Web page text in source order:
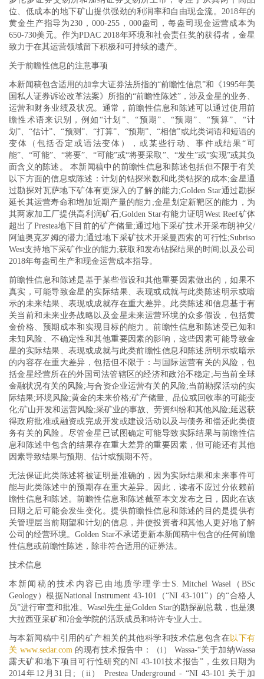
位、低成本的地下矿山提供强劲的利润率和自由现金流。2018年的
黄金生产指导为230，000-255，000盎司，每盎司现金运营成本为
650-730美元。作为PDAC 2018年环境和社会责任奖的获得者，金星
致力于在其运营领域留下积极和可持续的遗产。
关于前瞻性信息的注意事项
本新闻稿包含适用的加拿大证券法所指的“前瞻性信息”和《1995年美
国私人证券诉讼改革法案》所指的“前瞻性陈述”，涉及金星的业务、
运营和财务业绩及状况。通常，前瞻性信息和陈述可以通过使用前
瞻性术语来识别，例如“计划”、“预期”、“预期”、“预算”、“计
划”、“估计”、“预测”、“打算”、“预期”、“相信”或此类词语和短语的
变体（包括否定或语法变体），或某些行动、事件或结果“可
能”、“可能”、“将要”、“可能”或“将要采取”、“发生”或“实现”或其负
面含义的陈述。 本新闻稿中的前瞻性信息和陈述包括但不限于有关
以下方面的信息或陈述：计划的钻探米数和此类钻探的成本;金星通
过勘探对瓦萨地下矿体有更深入的了解的能力;Golden Star通过勘探
延长其运营寿命和增加近期产量的能力;金星划定新靶区的能力，为
其两家加工厂提供高利润矿石;Golden Star有能力证明West Reef矿体
超出了Prestea地下目前的矿产储量;通过地下采矿技术开采布朗神父/
阿迪奥克罗姆的潜力;通过地下采矿技术开采曼西索的可行性;Subriso
West支持地下采矿作业的能力;获取和发布钻探结果的时间;以及公司
2018年每盎司生产和现金运营成本指导。
前瞻性信息和陈述是基于某些假设和其他重要因素做出的，如果不
真实，可能导致金星的实际结果、表现或成就与此类陈述明示或暗
示的未来结果、表现或成就存在重大差异。此类陈述和信息基于有
关当前和未来业务战略以及金星未来运营环境的众多假设，包括黄
金价格、预期成本和实现目标的能力。前瞻性信息和陈述受已知和
未知风险、不确定性和其他重要因素的影响，这些因素可能导致金
星的实际结果、表现或成就与此类前瞻性信息和陈述所明示或暗示
的内容存在重大差异，包括但不限于：与国际运营有关的风险，包
括金星经营所在的外国司法管辖区的经济和政治不稳定;与当前全球
金融状况有关的风险;与合资企业运营有关的风险;当前勘探活动的实
际结果;环境风险;黄金的未来价格;矿产储量、品位或回收率的可能变
化;矿山开发和运营风险;采矿业的事故、劳资纠纷和其他风险;延迟获
得政府批准或融资或完成开发或建设活动以及与债务和偿还此类债
务有关的风险。尽管金星已试图确定可能导致实际结果与前瞻性信
息和陈述中包含的结果存在重大差异的重要因素，但可能还有其他
因素导致结果与预期、估计或预期不符。
无法保证此类陈述将被证明是准确的，因为实际结果和未来事件可
能与此类陈述中的预期存在重大差异。因此，读者不应过分依赖前
瞻性信息和陈述。前瞻性信息和陈述截至本文发布之日，因此在该
日期之后可能会发生变化。提供前瞻性信息和陈述的目的是提供有
关管理层当前期望和计划的信息，并使投资者和其他人更好地了解
公司的经营环境。Golden Star不承诺更新本新闻稿中包含的任何前瞻
性信息或前瞻性陈述，除非符合适用的证券法。
技术信息
本新闻稿的技术内容已由地质学理学士S. Mitchel Wasel（BSc
Geology）根据National Instrument 43-101（“NI 43-101”）的“合格人
员”进行审查和批准。Wasel先生是Golden Star的勘探副总裁，也是澳
大拉西亚采矿和冶金学院的活跃成员和特许专业人士。
与本新闻稿中引用的矿产相关的其他科学和技术信息包含在以下有
关 www.sedar.com 的现有技术报告中：（i） Wassa-“关于加纳Wassa
露天矿和地下项目可行性研究的NI 43-101技术报告”，生效日期为
2014年12月31日;（ii） Prestea Underground - “NI 43-101 关于加